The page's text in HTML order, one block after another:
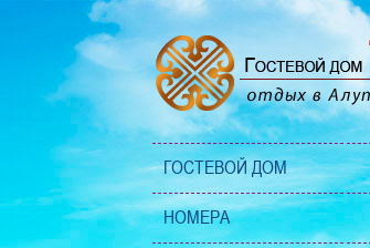
ГОСТЕВОЙ ДОМ
НОМЕРА